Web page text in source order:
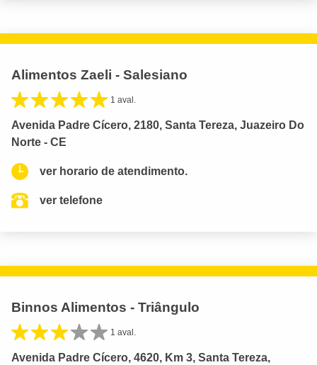
Alimentos Zaeli - Salesiano
1 aval.
Avenida Padre Cícero, 2180, Santa Tereza, Juazeiro Do
Norte - CE
ver horario de atendimento.
ver telefone
Binnos Alimentos - Triângulo
1 aval.
Avenida Padre Cícero, 4620, Km 3, Santa Tereza,